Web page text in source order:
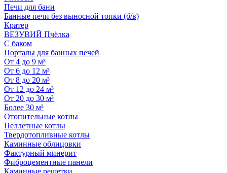
Печи для бани
Банные печи без выносной топки (б/в)
Кратер
ВЕЗУВИЙ Пчёлка
С баком
Порталы для банных печей
От 4 до 9 м³
От 6 до 12 м³
От 8 до 20 м³
От 12 до 24 м³
От 20 до 30 м³
Более 30 м³
Отопительные котлы
Пеллетные котлы
Твердотопливные котлы
Каминные облицовки
Фактурный минерит
Фиброцементные панели
Каминные решетки